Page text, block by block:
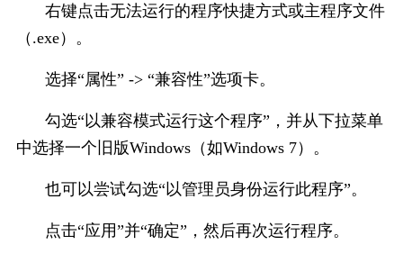
右键点击无法运行的程序快捷方式或主程序文件
（.exe）。
选择“属性” -> “兼容性”选项卡。
勾选“以兼容模式运行这个程序”，并从下拉菜单
中选择一个旧版Windows（如Windows 7）。
也可以尝试勾选“以管理员身份运行此程序”。
点击“应用”并“确定”，然后再次运行程序。